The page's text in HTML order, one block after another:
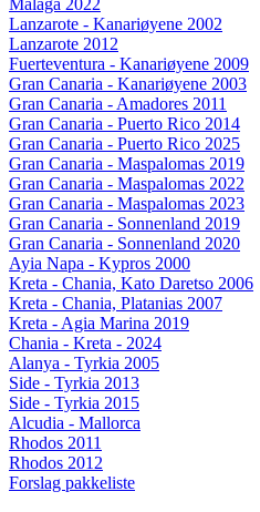
Malaga 2022
Lanzarote - Kanariøyene 2002
Lanzarote 2012
Fuerteventura - Kanariøyene 2009
Gran Canaria - Kanariøyene 2003
Gran Canaria - Amadores 2011
Gran Canaria - Puerto Rico 2014
Gran Canaria - Puerto Rico 2025
Gran Canaria - Maspalomas 2019
Gran Canaria - Maspalomas 2022
Gran Canaria - Maspalomas 2023
Gran Canaria - Sonnenland 2019
Gran Canaria - Sonnenland 2020
Ayia Napa - Kypros 2000
Kreta - Chania, Kato Daretso 2006
Kreta - Chania, Platanias 2007
Kreta - Agia Marina 2019
Chania - Kreta - 2024
Alanya - Tyrkia 2005
Side - Tyrkia 2013
Side - Tyrkia 2015
Alcudia - Mallorca
Rhodos 2011
Rhodos 2012
Forslag pakkeliste